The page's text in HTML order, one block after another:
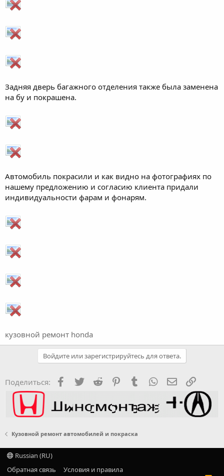
Задняя дверь багажного отделения также была заменена
на бу и покрашена.
Автомобиль покрасили и как видно на фотографиях по
нашему предложению и согласию клиента придали
индивидуальности фарам и фонарям.
кузовной ремонт honda
Войдите или зарегистрируйтесь для ответа.
Поделиться: Facebook
TwitterReddit PinterestTumblr WhatsApp Ссылка
Кузовной ремонт автомобилей и покраска
Russian (RU)
Обратная связь
Условия и правила